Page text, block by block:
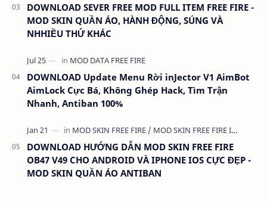
DOWNLOAD SEVER FREE MOD FULL ITEM FREE FIRE -
MOD SKIN QUẦN ÁO, HÀNH ĐỘNG, SÚNG VÀ
NHHIỀU THỨ KHÁC
DOWNLOAD Update Menu Rời inJector V1 AimBot
AimLock Cực Bá, Không Ghép Hack, Tìm Trận
Nhanh, Antiban 100%
DOWNLOAD HƯỚNG DẪN MOD SKIN FREE FIRE
OB47 V49 CHO ANDROID VÀ IPHONE IOS CỰC ĐẸP -
MOD SKIN QUẦN ÁO ANTIBAN